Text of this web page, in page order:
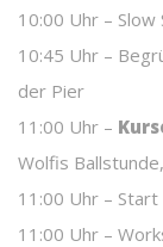
10:00 Uhr – Slow
10:45 Uhr –
der Pier
11:00 Uhr –
Wolfis
11:00 Uhr –
11:00 Uhr –